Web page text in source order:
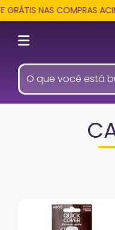
NAS COMPRAS ACIMA